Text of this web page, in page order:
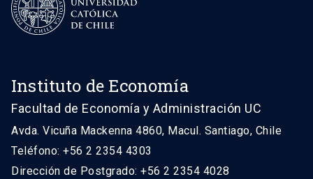
Instituto de Economía
Facultad de Economía y Administración UC
Avda. Vicuña Mackenna 4860, Macul. Santiago, Chile
Teléfono: +56 2 2354 4303
Dirección de Postgrado: +56 2 2354 4028